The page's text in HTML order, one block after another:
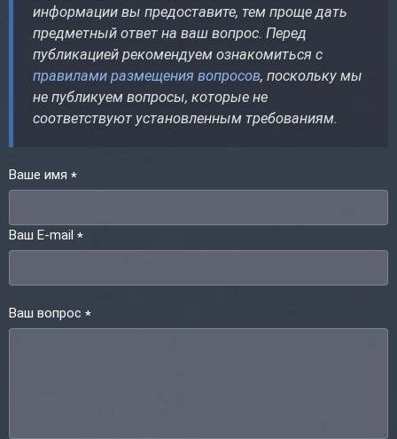
информации вы предоставите, тем проще дать
предметный ответ на ваш вопрос. Перед
публикацией рекомендуем ознакомиться с
правилами размещения вопросов, поскольку мы
не публикуем вопросы, которые не
соответствуют установленным требованиям.
Ваше имя *
Ваш E-mail *
Ваш вопрос *